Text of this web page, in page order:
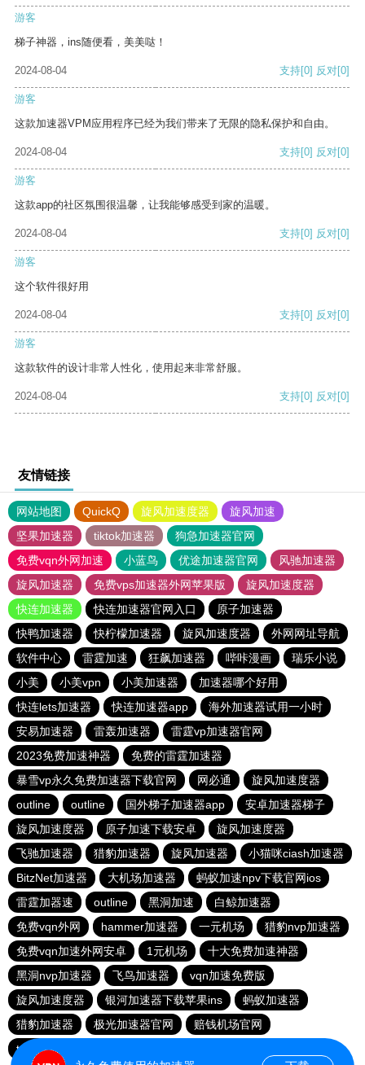
游客
梯子神器，ins随便看，美美哒！
2024-08-04 支持[0] 反对[0]
游客
这款加速器VPM应用程序已经为我们带来了无限的隐私保护和自由。
2024-08-04 支持[0] 反对[0]
游客
这款app的社区氛围很温馨，让我能够感受到家的温暖。
2024-08-04 支持[0] 反对[0]
游客
这个软件很好用
2024-08-04 支持[0] 反对[0]
游客
这款软件的设计非常人性化，使用起来非常舒服。
2024-08-04 支持[0] 反对[0]
友情链接
网站地图 QuickQ 旋风加速度器
旋风加速
坚果加速器
tiktok加速器
狗急加速器官网
免费vqn外网加速
小蓝鸟 优途加速器官网
风驰加速器
旋风加速器
免费vps加速器外网苹果版
旋风加速度器
快连加速器
快连加速器官网入口
原子加速器
快鸭加速器
快柠檬加速器 旋风加速度器
外网网址导航
软件中心
雷霆加速 狂飙加速器 哔咔漫画
瑞乐小说
小美
小美vpn 小美加速器
加速器哪个好用
快连lets加速器
快连加速器app
海外加速器试用一小时
安易加速器
雷轰加速器
雷霆vp加速器官网
2023免费加速神器
免费的雷霆加速器
暴雪vp永久免费加速器下载官网
网必通
旋风加速度器
outline
outline 国外梯子加速器app
安卓加速器梯子
旋风加速度器
原子加速下载安卓
旋风加速度器
飞驰加速器
猎豹加速器 旋风加速器
小猫咪ciash加速器
BitzNet加速器
大机场加速器
蚂蚁加速npv下载官网ios
雷霆加器速
outline 黑洞加速
白鲸加速器
免费vqn外网
hammer加速器 一元机场
猎豹nvp加速器
免费vqn加速外网安卓
1元机场
十大免费加速神器
黑洞nvp加速器
飞鸟加速器
vqn加速免费版
旋风加速度器
银河加速器下载苹果ins
蚂蚁加速器
猎豹加速器
极光加速器官网
赔钱机场官网
twitter加速器